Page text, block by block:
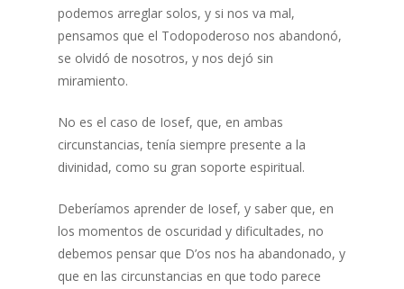
podemos arreglar solos, y si nos va mal,
pensamos que el Todopoderoso nos abandonó,
se olvidó de nosotros, y nos dejó sin
miramiento.
No es el caso de Iosef, que, en ambas
circunstancias, tenía siempre presente a la
divinidad, como su gran soporte espiritual.
Deberíamos aprender de Iosef, y saber que, en
los momentos de oscuridad y dificultades, no
debemos pensar que D’os nos ha abandonado, y
que en las circunstancias en que todo parece